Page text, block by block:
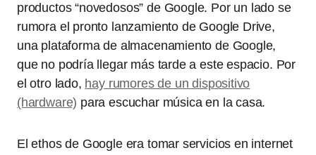
productos “novedosos” de Google. Por un lado se
rumora el pronto lanzamiento de Google Drive,
una plataforma de almacenamiento de Google,
que no podría llegar más tarde a este espacio. Por
el otro lado, hay rumores de un dispositivo
(hardware) para escuchar música en la casa.
El ethos de Google era tomar servicios en internet